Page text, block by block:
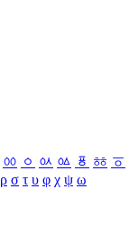
ㆀ ㆁ ㆂ ㆃ ㆄ ㆅ ㆆ
ρ σ τ υ φ χ ψ ω